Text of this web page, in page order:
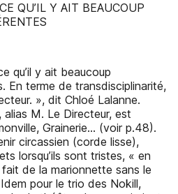
QU’IL Y AIT BEAUCOUP
qu’il y ait beaucoup
En terme de transdisciplinarité,
», dit Chloé Lalanne.
M. Le Directeur, est
Grainerie... (voir p.48).
circassien (corde lisse),
lorsqu’ils sont tristes, « en
de la marionnette sans le
pour le trio des Nokill,